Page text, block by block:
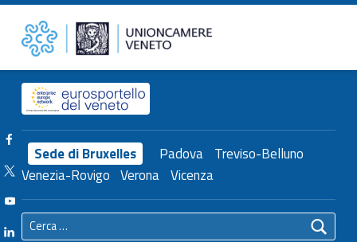
Il ruolo della dogana nel rilancio del commercio estero – Unioncamere del Veneto Unioncamere del Veneto
Header info sidebar
Sede di Bruxelles Padova Treviso-Belluno
Venezia-Rovigo Verona Vicenza
Facebook Unioncamere Veneto
Twitter Unioncamere Veneto
Youtube Unioncamere Veneto
Linkedin Unioncamere Veneto
Ricerca per: